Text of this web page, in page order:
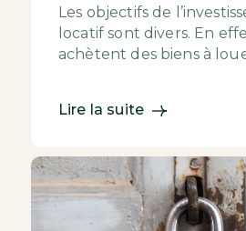
Les objectifs de
locatif sont divers. En
achètent des biens à
Lire la suite